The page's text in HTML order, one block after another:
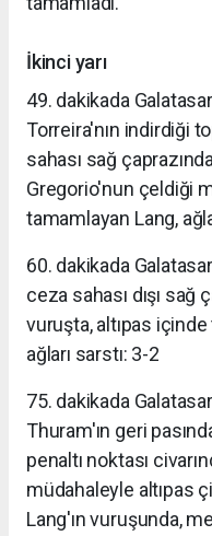
İkinci yarı
49. dakikada
Torreira'nın indirdiği
sahası sağ
Gregorio'nun çeldiği
tamamlayan Lang,
60. dakikada
ceza sahası dışı sağ
vuruşta, altıpas
ağları sarstı: 3-2
75. dakikada
Thuram'ın geri
penaltı noktası
müdahaleyle altıpas
Lang'ın vuruşunda,